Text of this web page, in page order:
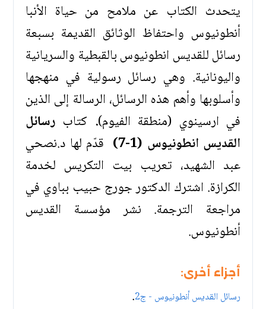
يتحدث الكتاب عن ملامح من حياة الأنبا
أنطونيوس واحتفاظ الوثائق القديمة بسبعة
رسائل للقديس انطونيوس بالقبطية والسريانية
واليونانية. وهي رسائل رسولية في منهجها
وأسلوبها وأهم هذه الرسائل، الرسالة إلى الذين
في ارسينوي (منطقة الفيوم). كتاب رسائل
القديس انطونيوس (1-7)
قدّم لها د.نصحي
عبد الشهيد، تعريب بيت التكريس لخدمة
الكرازة. اشترك الدكتور جورج حبيب بباوي في
مراجعة الترجمة. نشر مؤسسة القديس
أنطونيوس.
أجزاء أخرى:
رسائل القديس أنطونيوس - ج2 .